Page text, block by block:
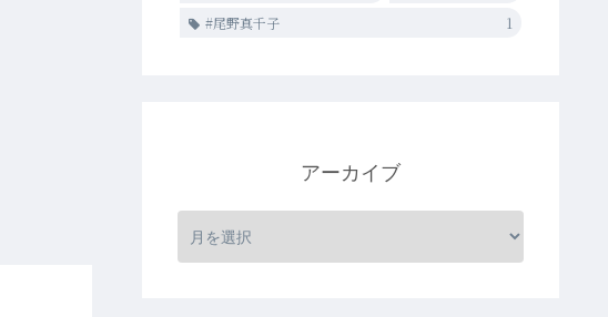
#尾野真千子 1
アーカイブ